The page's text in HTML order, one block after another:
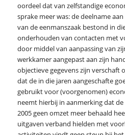
oordeel dat van zelfstandige
sprake meer was: de deelname
van de eenmanszaak bestond in
onderhouden van contacten met
door middel van aanpassing van
werkkamer aangepast aan zijn
objectieve gegevens zijn verschaft
dat de in die jaren aangeschafte
gebruikt voor (voorgenomen)
neemt hierbij in aanmerking dat
2005 geen omzet meer behaald
uitgaven verband hielden met